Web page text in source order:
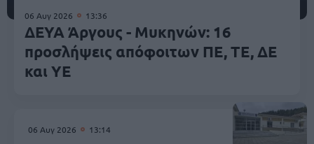
06 Αυγ 2026 13:36
ΔΕΥΑ Άργους - Μυκηνών: 16
προσλήψεις απόφοιτων ΠΕ, ΤΕ, ΔΕ
και ΥΕ
06 Αυγ 2026 13:14